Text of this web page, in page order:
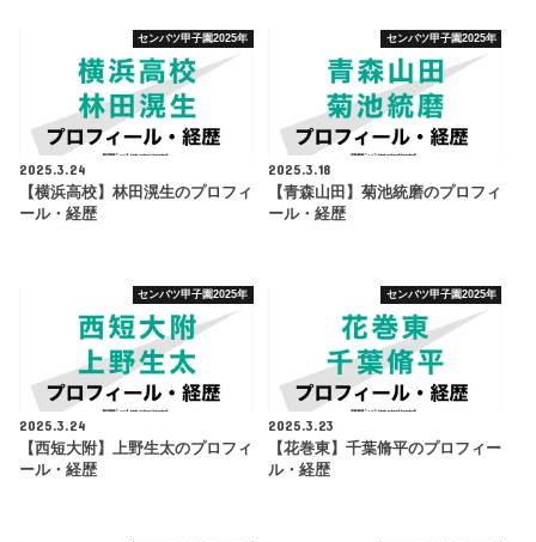
センバツ甲子園2025年
2025.3.24
【横浜高校】林田滉生のプロフィ
ール・経歴
センバツ甲子園2025年
2025.3.18
【青森山田】菊池統磨のプロフィ
ール・経歴
センバツ甲子園2025年
2025.3.24
【西短大附】上野生太のプロフィ
ール・経歴
センバツ甲子園2025年
2025.3.23
【花巻東】千葉脩平のプロフィー
ル・経歴